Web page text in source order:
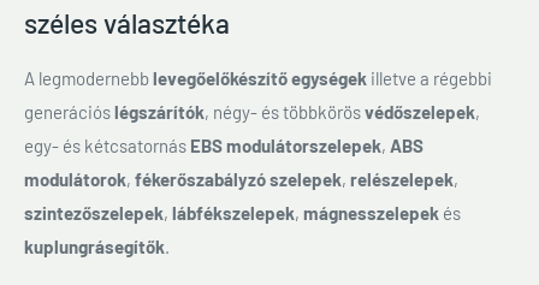
széles választéka
A legmodernebblevegőelőkészítő egységek illetve a régebbi
generációslégszárítók, négy- és többkörösvédőszelepek,
egy- és kétcsatornás EBS modulátorszelepek, ABS
modulátorok, fékerőszabályzó szelepek, relészelepek,
szintezőszelepek, lábfékszelepek, mágnesszelepek és
kuplungrásegítők.